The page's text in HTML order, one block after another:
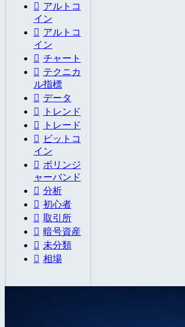
アルトコ
イン
アルトコ
イン
チャート
テクニカ
ル指標
データ
トレンド
トレード
ビットコ
イン
ボリンジ
ャーバンド
分析
初心者
取引所
暗号資産
未分類
相場